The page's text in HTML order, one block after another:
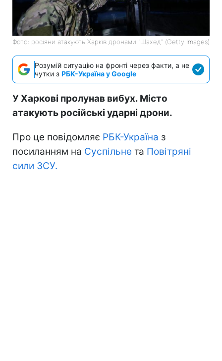
Фото: росіяни атакують Харків дронами "Шахед" (Getty Images)
Розумій ситуацію на фронті через факти, а не
чутки з РБК-Україна у Google
У Харкові пролунав вибух. Місто
атакують російські ударні дрони.
Про це повідомляє РБК-Україна з
посиланням на Суспільне та Повітряні
сили ЗСУ.